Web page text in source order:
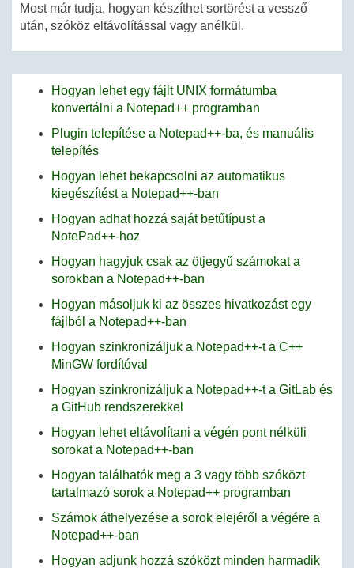
Most már tudja, hogyan készíthet sortörést a vessző
után, szóköz eltávolítással vagy anélkül.
Hogyan lehet egy fájlt UNIX formátumba
konvertálni a Notepad++ programban
Plugin telepítése a Notepad++-ba, és manuális
telepítés
Hogyan lehet bekapcsolni az automatikus
kiegészítést a Notepad++-ban
Hogyan adhat hozzá saját betűtípust a
NotePad++-hoz
Hogyan hagyjuk csak az ötjegyű számokat a
sorokban a Notepad++-ban
Hogyan másoljuk ki az összes hivatkozást egy
fájlból a Notepad++-ban
Hogyan szinkronizáljuk a Notepad++-t a C++
MinGW fordítóval
Hogyan szinkronizáljuk a Notepad++-t a GitLab és
a GitHub rendszerekkel
Hogyan lehet eltávolítani a végén pont nélküli
sorokat a Notepad++-ban
Hogyan találhatók meg a 3 vagy több szóközt
tartalmazó sorok a Notepad++ programban
Számok áthelyezése a sorok elejéről a végére a
Notepad++-ban
Hogyan adjunk hozzá szóközt minden harmadik